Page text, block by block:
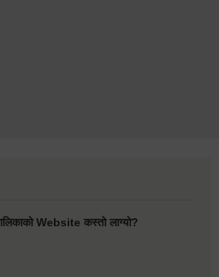
Website कस्तो लाग्यो?